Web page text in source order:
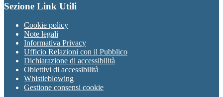
Sezione Link Utili
Cookie policy
Note legali
Informativa Privacy
Ufficio Relazioni con il Pubblico
Dichiarazione di accessibilità
Obiettivi di accessibilità
Whistleblowing
Gestione consensi cookie